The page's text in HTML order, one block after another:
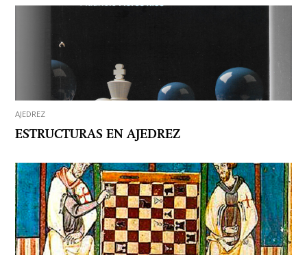
AJEDREZ
ESTRUCTURAS EN AJEDREZ